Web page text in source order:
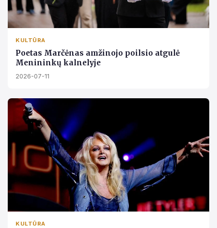
KULTŪRA
Poetas Marčėnas amžinojo poilsio atgulė
Menininkų kalnelyje
2026-07-11
KULTŪRA